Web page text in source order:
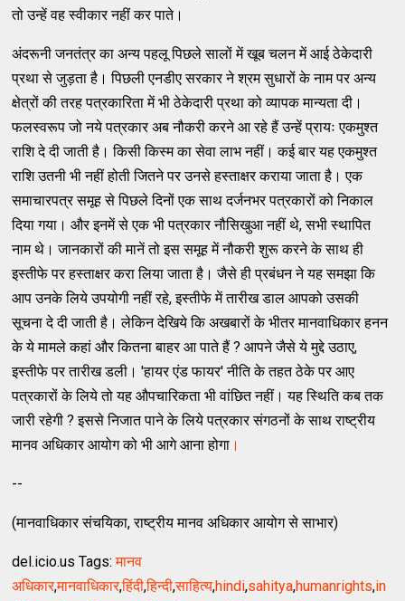
तो उन्हें वह स्वीकार नहीं कर पाते।
अंदरूनी जनतंत्र का अन्य पहलू पिछले सालों में खूब चलन में आई ठेकेदारी
प्रथा से जुड़ता है। पिछली एनडीए सरकार ने श्रम सुधारों के नाम पर अन्य
क्षेत्रों की तरह पत्रकारिता में भी ठेकेदारी प्रथा को व्यापक मान्यता दी।
फलस्वरूप जो नये पत्रकार अब नौकरी करने आ रहे हैं उन्हें प्रायः एकमुश्त
राशि दे दी जाती है। किसी किस्म का सेवा लाभ नहीं। कई बार यह एकमुश्त
राशि उतनी भी नहीं होती जितने पर उनसे हस्ताक्षर कराया जाता है। एक
समाचारपत्र समूह से पिछले दिनों एक साथ दर्जनभर पत्रकारों को निकाल
दिया गया। और इनमें से एक भी पत्रकार नौसिखुआ नहीं थे, सभी स्थापित
नाम थे। जानकारों की मानें तो इस समूह में नौकरी शुरू करने के साथ ही
इस्तीफे पर हस्ताक्षर करा लिया जाता है। जैसे ही प्रबंधन ने यह समझा कि
आप उनके लिये उपयोगी नहीं रहे, इस्तीफे में तारीख डाल आपको उसकी
सूचना दे दी जाती है। लेकिन देखिये कि अखबारों के भीतर मानवाधिकार हनन
के ये मामले कहां और कितना बाहर आ पाते हैं ? आपने जैसे ये मुद्दे उठाए,
इस्तीफे पर तारीख डली। 'हायर एंड फायर' नीति के तहत ठेके पर आए
पत्रकारों के लिये तो यह औपचारिकता भी वांछित नहीं। यह स्थिति कब तक
जारी रहेगी ? इससे निजात पाने के लिये पत्रकार संगठनों के साथ राष्ट्रीय
मानव अधिकार आयोग को भी आगे आना होगा ।
--
(मानवाधिकार संचयिका, राष्ट्रीय मानव अधिकार आयोग से साभार)
del.icio.us Tags:मानव
अधिकार,मानवाधिकार,हिंदी,हिन्दी,साहित्य,hindi,sahitya,humanrights,in